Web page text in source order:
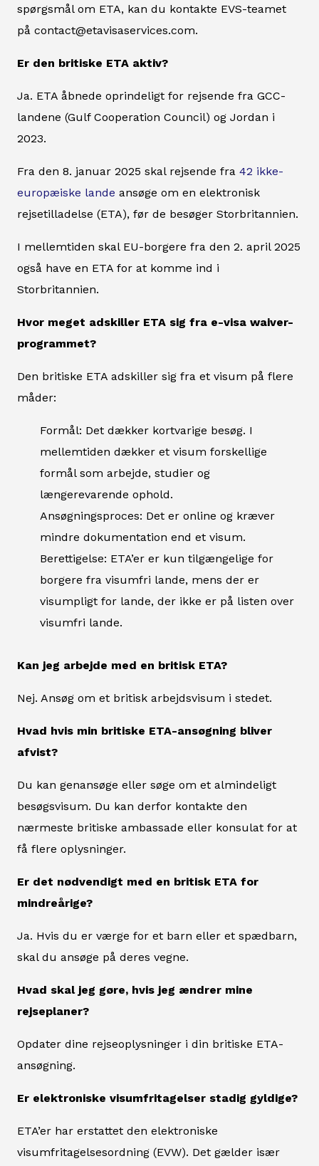
spørgsmål om ETA, kan du kontakte EVS-teamet
på contact@etavisaservices.com.
Er den britiske ETA aktiv?
Ja. ETA åbnede oprindeligt for rejsende fra GCC-
landene (Gulf Cooperation Council) og Jordan i
2023.
Fra den 8. januar 2025 skal rejsende fra 42 ikke-
europæiske lande ansøge om en elektronisk
rejsetilladelse (ETA), før de besøger Storbritannien.
I mellemtiden skal EU-borgere fra den 2. april 2025
også have en ETA for at komme ind i
Storbritannien.
Hvor meget adskiller ETA sig fra e-visa waiver-
programmet?
Den britiske ETA adskiller sig fra et visum på flere
måder:
Formål: Det dækker kortvarige besøg. I
mellemtiden dækker et visum forskellige
formål som arbejde, studier og
længerevarende ophold.
Ansøgningsproces: Det er online og kræver
mindre dokumentation end et visum.
Berettigelse: ETA’er er kun tilgængelige for
borgere fra visumfri lande, mens der er
visumpligt for lande, der ikke er på listen over
visumfri lande.
Kan jeg arbejde med en britisk ETA?
Nej. Ansøg om et britisk arbejdsvisum i stedet.
Hvad hvis min britiske ETA-ansøgning bliver
afvist?
Du kan genansøge eller søge om et almindeligt
besøgsvisum. Du kan derfor kontakte den
nærmeste britiske ambassade eller konsulat for at
få flere oplysninger.
Er det nødvendigt med en britisk ETA for
mindreårige?
Ja. Hvis du er værge for et barn eller et spædbarn,
skal du ansøge på deres vegne.
Hvad skal jeg gøre, hvis jeg ændrer mine
rejseplaner?
Opdater dine rejseoplysninger i din britiske ETA-
ansøgning.
Er elektroniske visumfritagelser stadig gyldige?
ETA’er har erstattet den elektroniske
visumfritagelsesordning (EVW). Det gælder især